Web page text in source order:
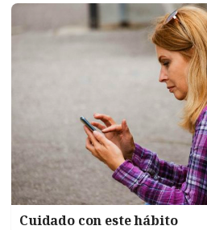
Cuidado con este hábito